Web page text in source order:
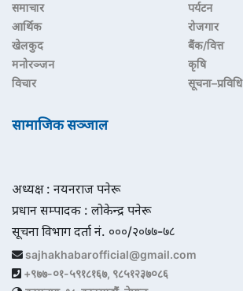
समाचार
आर्थिक
खेलकुद
मनोरञ्जन
विचार
पर्यटन
रोजगार
बैंक/वित्त
कृषि
सूचना–प्रविधि
सामाजिक सञ्जाल
अध्यक्ष : नयनराज पनेरू
प्रधान सम्पादक : लोकेन्द्र पनेरू
सूचना विभाग दर्ता नं. ०००/२०७७-७८
sajhakhabarofficial@gmail.com
+९७७-०१-५९१८१६७, ९८५१२३७०८६